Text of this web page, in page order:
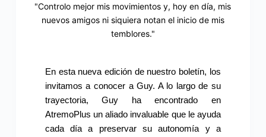
"Controlo mejor mis movimientos y, hoy en día, mis
nuevos amigos ni siquiera notan el inicio de mis
temblores."
En esta nueva edición de nuestro boletín, los
invitamos a conocer a Guy. A lo largo de su
trayectoria, Guy ha encontrado en
AtremoPlus un aliado invaluable que le ayuda
cada día a preservar su autonomía y a